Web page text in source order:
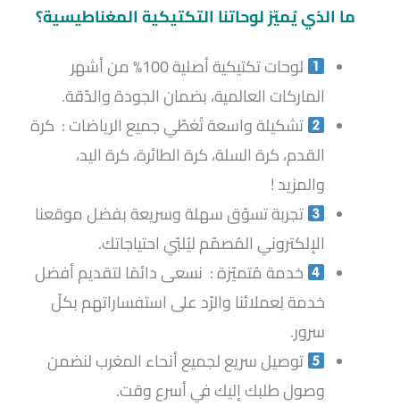
ما الذي يُميّزلوحاتنا التكتيكية المغناطيسية؟
لوحات تكتيكية أصلية 100% من أشهر
الماركات العالمية، بضمان الجودة والدّقة.
تشكيلة واسعة تُغطّي جميع الرياضات : كرة
القدم، كرة السلة، كرة الطائرة، كرة اليد،
والمزيد !
تجربة تسوّق سهلة وسريعة بفضل موقعنا
الإلكتروني المُصمّم ليُلبّي احتياجاتك.
خدمة مُتميّزة : نسعى دائمًا لتقديم أفضل
خدمة لِعملائنا والرّد على استفساراتهم بكلّ
سرور.
توصيل سريع لجميع أنحاء المغرب لنضمن
وصول طلبك إليك في أسرع وقت.